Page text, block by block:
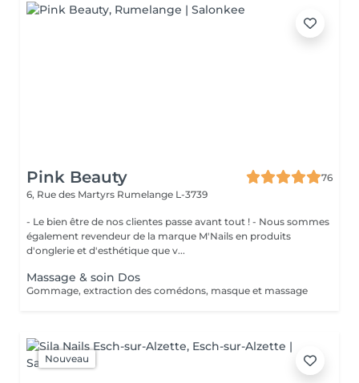
Pink Beauty
76
6, Rue des Martyrs Rumelange L-3739
- Le bien être de nos clientes passe avant tout ! - Nous sommes
également revendeur de la marque M'Nails en produits
d'onglerie et d'esthétique que v...
Massage & soin Dos
Gommage, extraction des comédons, masque et massage
Nouveau